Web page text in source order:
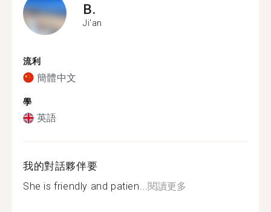
B.
Ji'an
流利
簡體中文
學
英語
我的對話夥伴要
She is friendly and patien...閱讀更多